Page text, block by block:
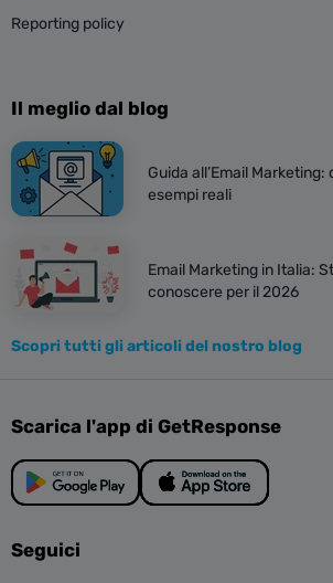
Reporting policy
Il meglio dal blog
Guida all’Email
esempi reali
Email Marketing in Italia:
conoscere per il 2026
Scopri tutti gli articoli del nostro blog
Scarica l'app di GetResponse
Seguici